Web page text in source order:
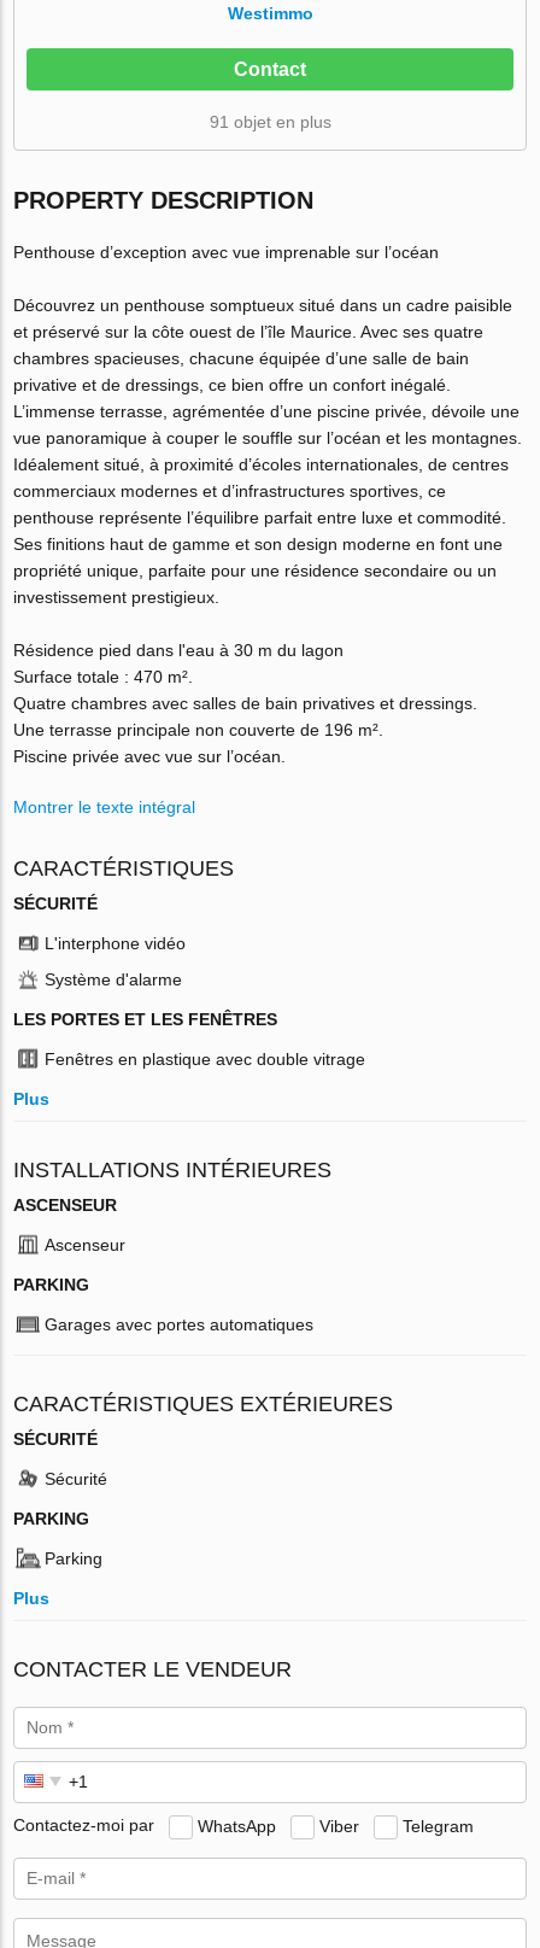
Westimmo
Contact
91 objet en plus
PROPERTY DESCRIPTION
Penthouse d’exception avec vue imprenable sur l’océan
Découvrez un penthouse somptueux situé dans un cadre paisible
et préservé sur la côte ouest de l’île Maurice. Avec ses quatre
chambres spacieuses, chacune équipée d’une salle de bain
privative et de dressings, ce bien offre un confort inégalé.
L’immense terrasse, agrémentée d’une piscine privée, dévoile une
vue panoramique à couper le souffle sur l’océan et les montagnes.
Idéalement situé, à proximité d’écoles internationales, de centres
commerciaux modernes et d’infrastructures sportives, ce
penthouse représente l’équilibre parfait entre luxe et commodité.
Ses finitions haut de gamme et son design moderne en font une
propriété unique, parfaite pour une résidence secondaire ou un
investissement prestigieux.
Résidence pied dans l'eau à 30 m du lagon
Surface totale : 470 m².
Quatre chambres avec salles de bain privatives et dressings.
Une terrasse principale non couverte de 196 m².
Piscine privée avec vue sur l’océan.
Montrer le texte intégral
CARACTÉRISTIQUES
SÉCURITÉ
L'interphone vidéo
Système d'alarme
LES PORTES ET LES FENÊTRES
Fenêtres en plastique avec double vitrage
Plus
INSTALLATIONS INTÉRIEURES
ASCENSEUR
Ascenseur
PARKING
Garages avec portes automatiques
CARACTÉRISTIQUES EXTÉRIEURES
SÉCURITÉ
Sécurité
PARKING
Parking
Plus
CONTACTER LE VENDEUR
Contactez-moi par WhatsApp Viber Telegram